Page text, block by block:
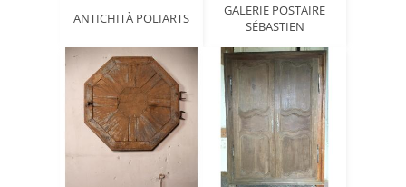
ANTICHITÀ POLIARTS
GALERIE POSTAIRE
SÉBASTIEN